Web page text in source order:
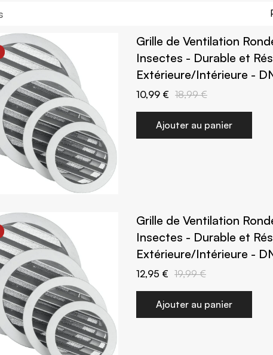
Grille de Ventilation
Insectes - Durable et
Extérieure/Intérieure -
10,99 € 18,99 €
Ajouter au panier
Grille de Ventilation
Insectes - Durable et
Extérieure/Intérieure -
12,95 € 19,99 €
Ajouter au panier